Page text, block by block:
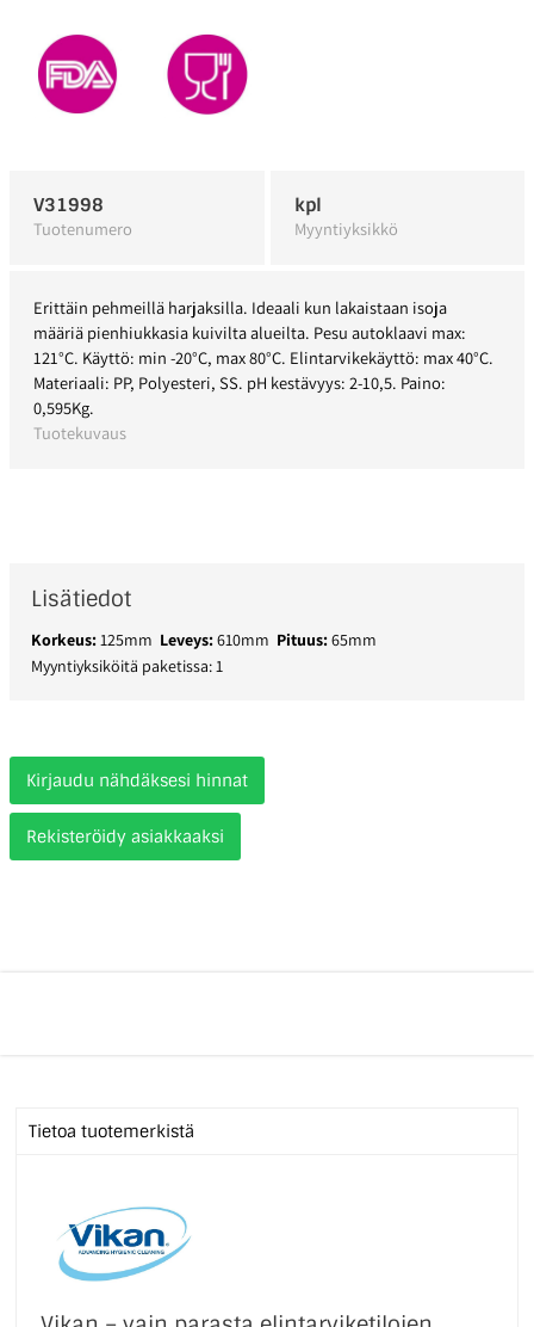
V31998
Tuotenumero
kpl
Myyntiyksikkö
Erittäin pehmeillä harjaksilla. Ideaali kun lakaistaan isoja
määriä pienhiukkasia kuivilta alueilta. Pesu autoklaavi max:
121°C. Käyttö: min -20°C, max 80°C. Elintarvikekäyttö: max 40°C.
Materiaali: PP, Polyesteri, SS. pH kestävyys: 2-10,5. Paino:
0,595Kg.
Tuotekuvaus
Lisätiedot
Korkeus:125mm Leveys:610mm Pituus:65mm
Myyntiyksiköitä paketissa: 1
Kirjaudu nähdäksesi hinnat
Rekisteröidy asiakkaaksi
Tietoa tuotemerkistä